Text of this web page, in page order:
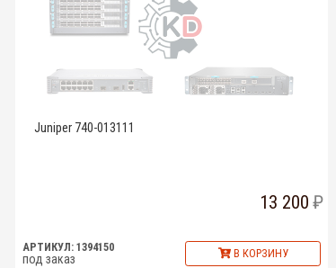
Juniper 740-013111
13 200
АРТИКУЛ: 1394150
под заказ В КОРЗИНУ